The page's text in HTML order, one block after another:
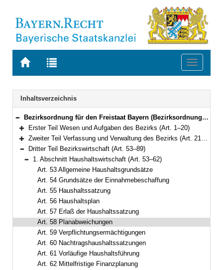
Zur
BAYERN.RECHT
Zur
letzten
Suche
Toggle
Navigation
Inhaltsverzeichnis
Bereich reduzieren
Bezirksordnung für den Freistaat Bayern (Bezirksordnung – BezO) in der Fassung der Bekanntmachung vom 22. August 1998 (GVBl. S. 850) BayRS 2020-4-2-I (Art. 1–103)
Bereich erweitern
Erster Teil Wesen und Aufgaben des Bezirks (Art. 1–20)
Bereich erweitern
Zweiter Teil Verfassung und Verwaltung des Bezirks (Art. 21–52)
Bereich reduzieren
Dritter Teil Bezirkswirtschaft (Art. 53–89)
Bereich reduzieren
1. Abschnitt Haushaltswirtschaft (Art. 53–62)
Art. 53 Allgemeine Haushaltsgrundsätze
Art. 54 Grundsätze der Einnahmebeschaffung
Art. 55 Haushaltssatzung
Art. 56 Haushaltsplan
Art. 57 Erlaß der Haushaltssatzung
Art. 58 Planabweichungen
Art. 59 Verpflichtungsermächtigungen
Art. 60 Nachtragshaushaltssatzungen
Art. 61 Vorläufige Haushaltsführung
Art. 62 Mittelfristige Finanzplanung